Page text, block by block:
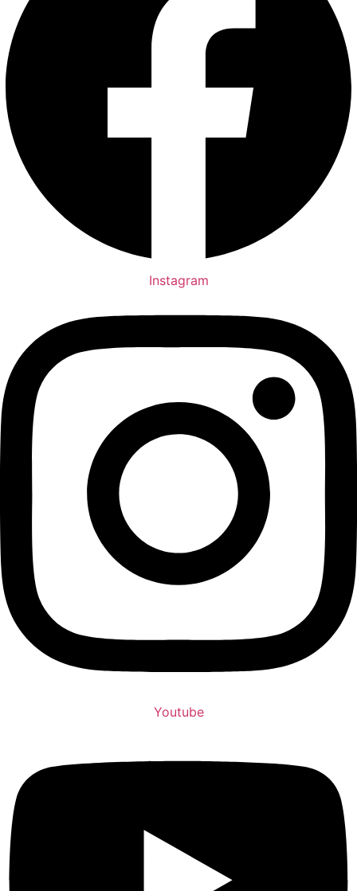
Instagram
Youtube